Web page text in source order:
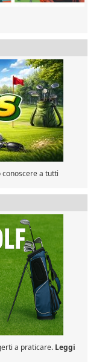
conoscere a tutti
a praticare. Leggi